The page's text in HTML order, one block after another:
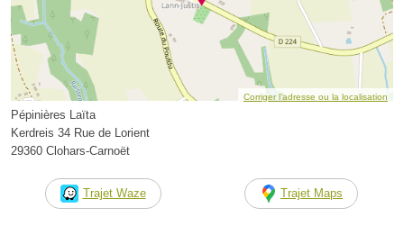
Corriger l’adresse ou la localisation
Pépinières Laïta
Kerdreis 34 Rue de Lorient
29360 Clohars-Carnoët
Trajet Waze Trajet Maps